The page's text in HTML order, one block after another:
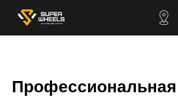
Профессиональная